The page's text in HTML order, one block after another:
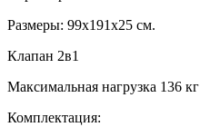
Размеры: 99х191х25 см.
Клапан 2в1
Максимальная нагрузка 136 кг
Комплектация: